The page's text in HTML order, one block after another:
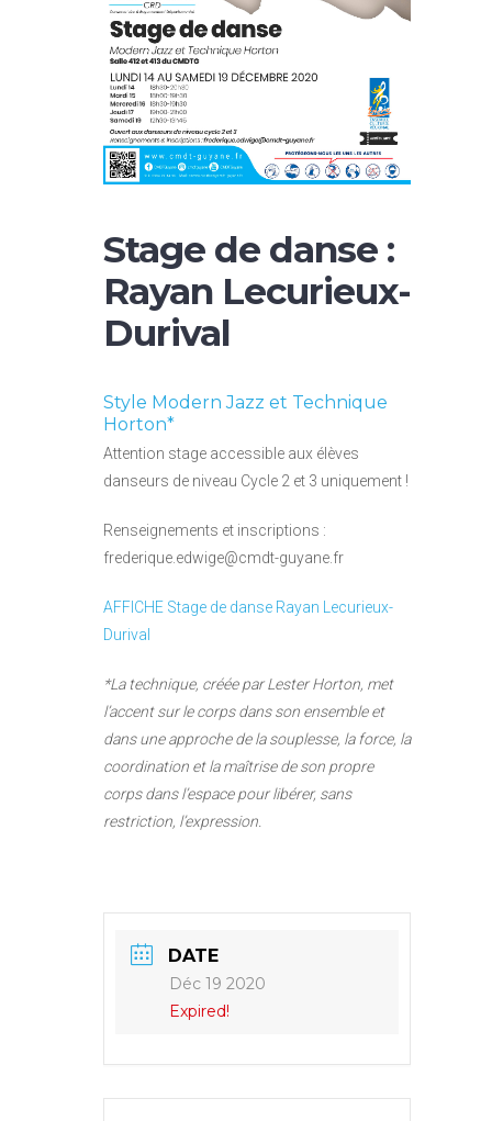
Stage de danse :
Rayan Lecurieux-
Durival
Style Modern Jazz et Technique
Horton*
Attention stage accessible aux élèves
danseurs de niveau Cycle 2 et 3 uniquement !
Renseignements et inscriptions :
frederique.edwige@cmdt-guyane.fr
AFFICHE Stage de danse Rayan Lecurieux-
Durival
*La technique, créée par Lester Horton, met
l’accent sur le corps dans son ensemble et
dans une approche de la souplesse, la force, la
coordination et la maîtrise de son propre
corps dans l’espace pour libérer, sans
restriction, l’expression.
DATE
Déc 19 2020
Expired!